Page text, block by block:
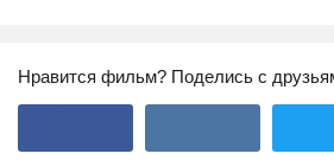
Нравится фильм? Поделись с